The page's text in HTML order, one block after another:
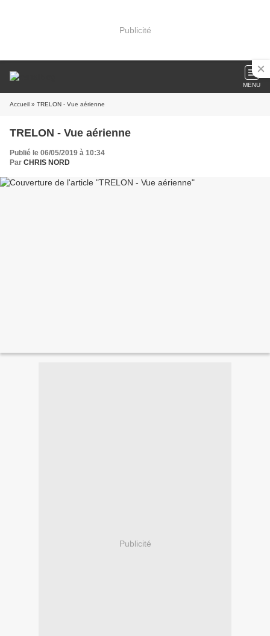
Publicité
MENU
Accueil » TRELON - Vue aérienne
TRELON - Vue aérienne
Publié le 06/05/2019 à 10:34
Par CHRIS NORD
Publicité